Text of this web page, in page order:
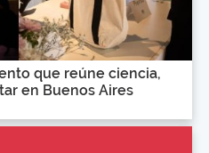
que reúne ciencia,
en Buenos Aires